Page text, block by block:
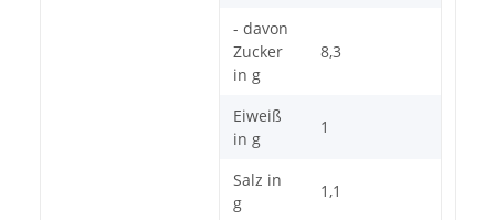
- davon
Zucker
in g
8,3
Eiweiß
in g
1
Salz in
g
1,1